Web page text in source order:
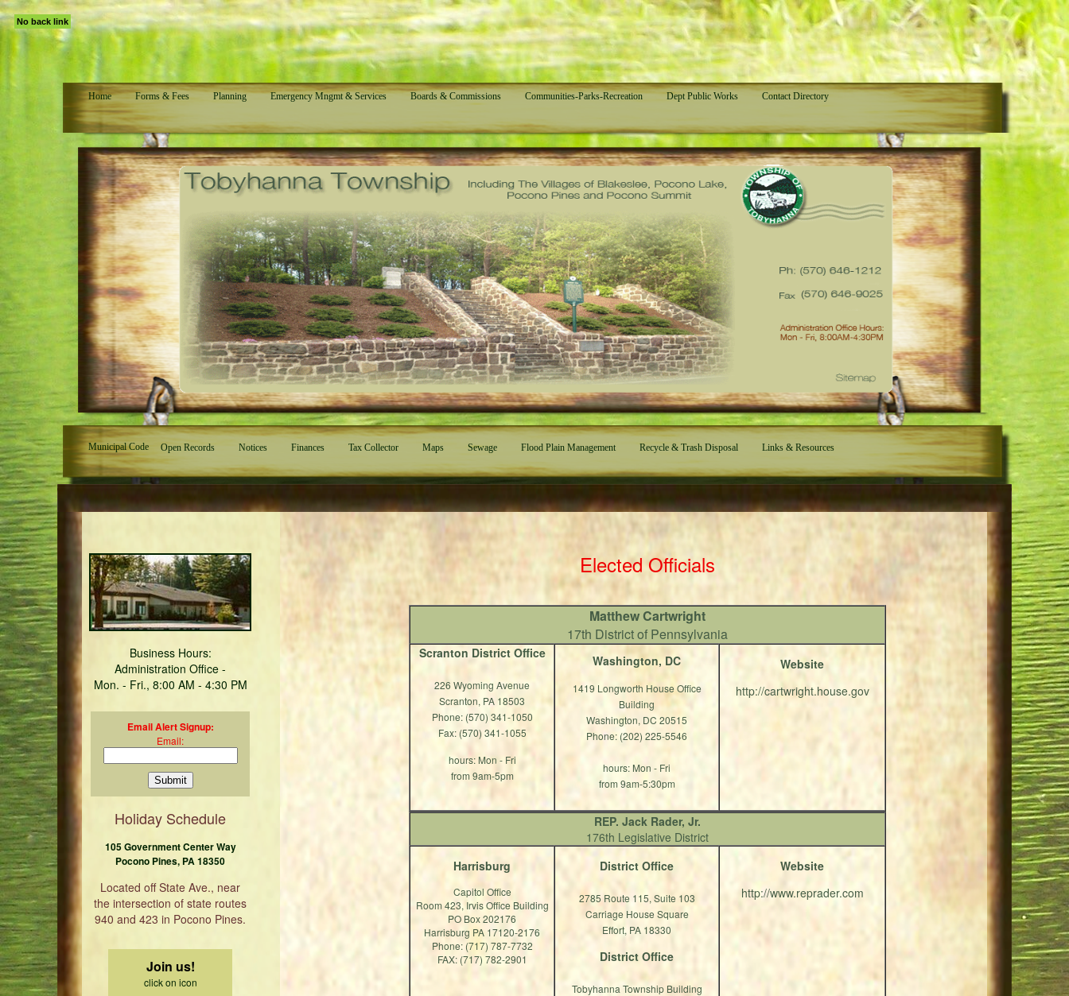
Home Forms & Fees Planning Emergency Mngmt & Services Boards & Commissions Communities-Parks-Recreation Dept Public Works Contact Directory
Municipal Code Open Records Notices Finances Tax Collector Maps Sewage Flood Plain Management Recycle & Trash Disposal Links & Resources
Business Hours:
Administration Office -
Mon. - Fri., 8:00 AM - 4:30 PM
Email Alert Signup:
Email:
Holiday Schedule
105 Government Center Way
Pocono Pines, PA 18350
Located off State Ave., near
the intersection of state routes
940 and 423 in Pocono Pines.
Join us!
click on icon
Elected Officials
Matthew Cartwright
17th District of Pennsylvania
Scranton District Office
226 Wyoming Avenue
Scranton, PA 18503
Phone: (570) 341-1050
Fax: (570) 341-1055
hours: Mon - Fri
from 9am-5pm
Washington, DC
1419 Longworth House Office
Building
Washington, DC 20515
Phone: (202) 225-5546
hours: Mon - Fri
from 9am-5:30pm
Website
http://cartwright.house.gov
REP. Jack Rader, Jr.
176th Legislative District
Harrisburg
Capitol Office
Room 423, Irvis Office Building
PO Box 202176
Harrisburg PA 17120-2176
Phone: (717) 787-7732
FAX: (717) 782-2901
District Office
2785 Route 115, Suite 103
Carriage House Square
Effort, PA 18330
District Office
Tobyhanna Township Building
Website
http://www.reprader.com
No back link